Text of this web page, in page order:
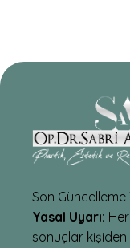
Son Güncelleme
Yasal Uyarı:
sonuçlar kişiden